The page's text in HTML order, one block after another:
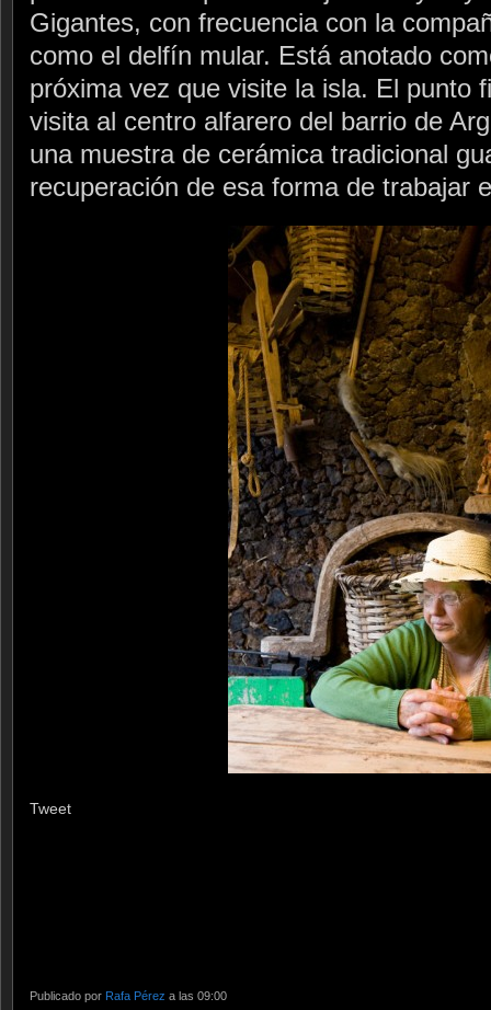
Gigantes, con frecuencia con la
como el delfín mular. Está anotado
próxima vez que visite la isla. El punto
visita al centro alfarero del barrio de
una muestra de cerámica tradicional
recuperación de esa forma de trabajar
Tweet
Publicado por Rafa Pérez a las 09:00